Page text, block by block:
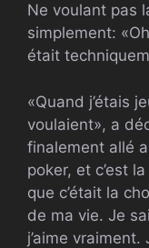
Ne voulant pas
simplement:
était
«Quand j’étais
voulaient», a
finalement allé
poker, et c’est
que c’était la
de ma vie. Je
j’aime